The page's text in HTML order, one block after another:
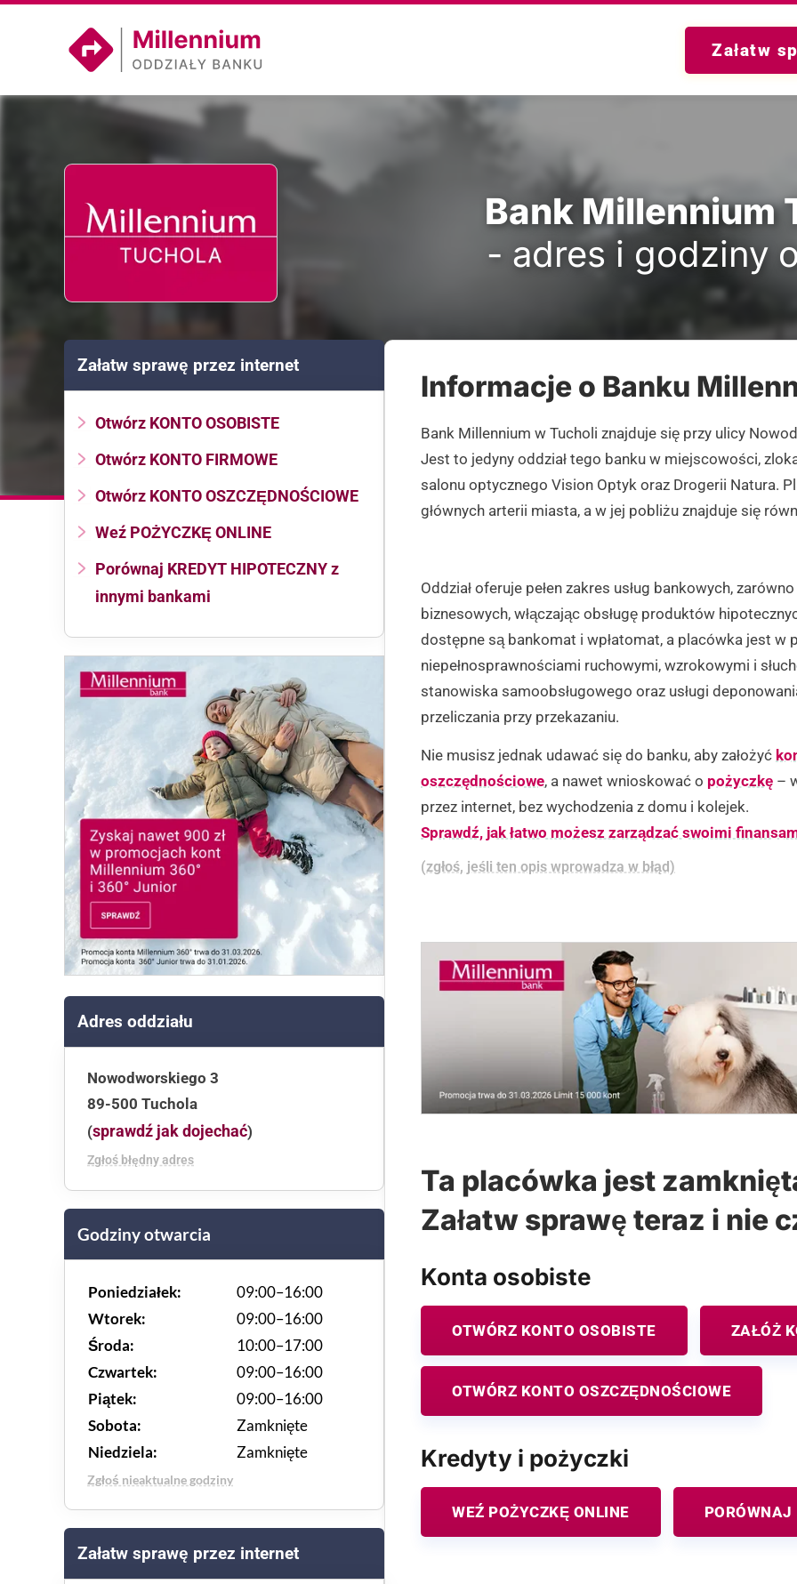
Załatw
Bank Millennium
- adres i godziny
Załatw sprawę przez internet
Otwórz KONTO OSOBISTE
Otwórz KONTO FIRMOWE
Otwórz KONTO OSZCZĘDNOŚCIOWE
Weź POŻYCZKĘ ONLINE
Porównaj KREDYT HIPOTECZNY z
innymi bankami
Adres oddziału
Nowodworskiego 3
89-500 Tuchola
(sprawdź jak dojechać)
Zgłoś błędny adres
Godziny otwarcia
Poniedziałek:
09:00–16:00
Wtorek:
09:00–16:00
Środa:
10:00–17:00
Czwartek:
09:00–16:00
Piątek:
09:00–16:00
Sobota:
Zamknięte
Niedziela:
Zamknięte
Zgłoś nieaktualne godziny
Załatw sprawę przez internet
Informacje o Banku
Bank Millennium w Tucholi znajduje się przy ulicy
Jest to jedyny oddział tego banku w miejscowości,
salonu optycznego Vision Optyk oraz Drogerii Natura.
głównych arterii miasta, a w jej pobliżu znajduje się
Oddział oferuje pełen zakres usług bankowych,
biznesowych, włączając obsługę produktów
dostępne są bankomat i wpłatomat, a placówka jest w
niepełnosprawnościami ruchowymi, wzrokowymi i
stanowiska samoobsługowego oraz usługi
przeliczania przy przekazaniu.
Nie musisz jednak udawać się do banku, aby założyć
oszczędnościowe, a nawet wnioskować o pożyczkę –
przez internet, bez wychodzenia z domu i kolejek.
Sprawdź, jak łatwo możesz zarządzać swoimi
(zgłoś, jeśli ten opis wprowadza w błąd)
Ta placówka jest
Załatw sprawę teraz i nie
Konta osobiste
OTWÓRZ KONTO OSOBISTE ZAŁÓŻ
OTWÓRZ KONTO OSZCZĘDNOŚCIOWE
Kredyty i pożyczki
WEŹ POŻYCZKĘ ONLINE PORÓWNAJ